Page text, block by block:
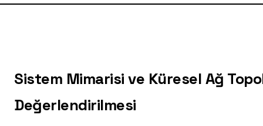
Sistem Mimarisi ve Küresel Ağ
Değerlendirilmesi